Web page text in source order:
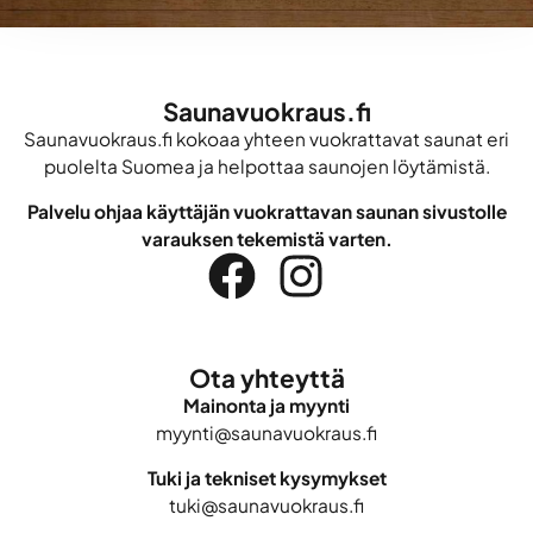
Saunavuokraus.fi
Saunavuokraus.fi kokoaa yhteen vuokrattavat saunat eri
puolelta Suomea ja helpottaa saunojen löytämistä.
Palvelu ohjaa käyttäjän vuokrattavan saunan sivustolle
varauksen tekemistä varten.
Ota yhteyttä
Mainonta ja myynti
myynti@saunavuokraus.fi
Tuki ja tekniset kysymykset
tuki@saunavuokraus.fi